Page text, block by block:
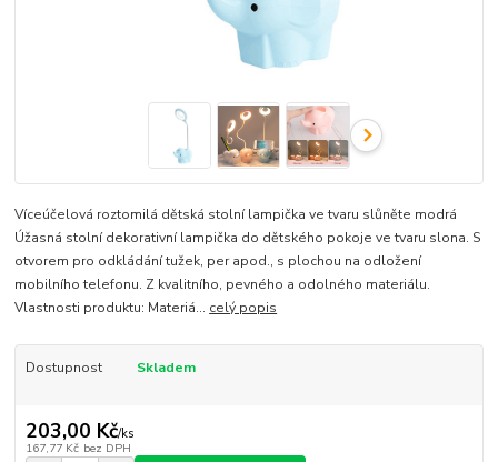
Víceúčelová roztomilá dětská stolní lampička ve tvaru slůněte modrá
Úžasná stolní dekorativní lampička do dětského pokoje ve tvaru slona. S
otvorem pro odkládání tužek, per apod., s plochou na odložení
mobilního telefonu. Z kvalitního, pevného a odolného materiálu.
Vlastnosti produktu: Materiá... celý popis
Dostupnost Skladem
203,00 Kč/ks
167,77 Kč bez DPH